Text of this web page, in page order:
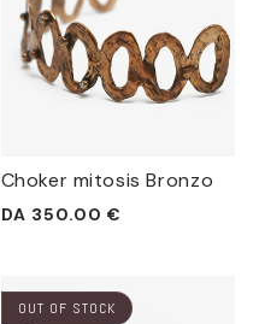
Choker mitosis Bronzo
Prezzo
DA 350.00 €
OUT OF STOCK